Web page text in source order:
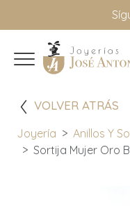
VOLVER ATRÁS
Joyería
Anillos Y
Sortija Mujer Oro